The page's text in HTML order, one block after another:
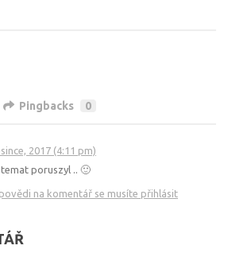
Pingbacks 0
2017 (4:11 pm)
poruszyl .. 🙂
na komentář se musíte přihlásit